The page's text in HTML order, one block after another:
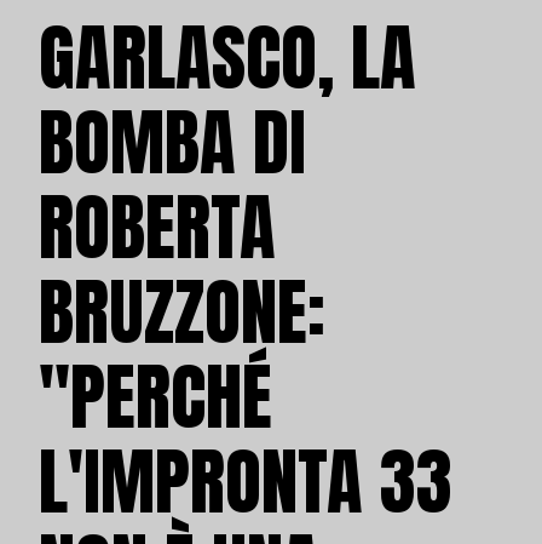
GARLASCO, LA
BOMBA DI
ROBERTA
BRUZZONE:
"PERCHÉ
L'IMPRONTA 33